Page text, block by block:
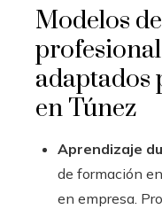
Modelos
adaptados
en Túnez
Aprendizaje
de formación
en empresa.